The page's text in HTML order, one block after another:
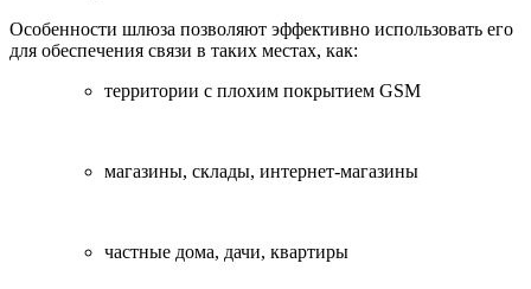
Особенности шлюза позволяют эффективно использовать его
для обеспечения связи в таких местах, как:
территории с плохим покрытием GSM
магазины, склады, интернет-магазины
частные дома, дачи, квартиры